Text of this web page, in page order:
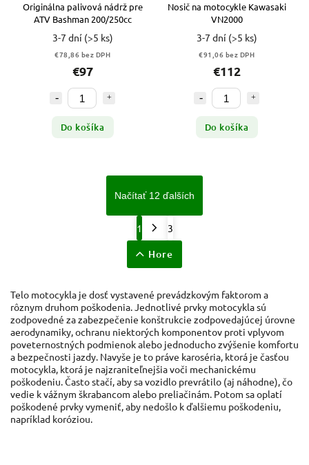
Originálna palivová nádrž pre
ATV Bashman 200/250cc
3-7 dní (>5 ks)
€78,86 bez DPH
€97
Do košíka
Nosič na motocykle Kawasaki
VN2000
3-7 dní (>5 ks)
€91,06 bez DPH
€112
Do košíka
Načítať 12 ďalších
1 3
Hore
Telo motocykla je dosť vystavené prevádzkovým faktorom a
rôznym druhom poškodenia.Jednotlivé prvky motocykla sú
zodpovedné za zabezpečenie konštrukcie zodpovedajúcej úrovne
aerodynamiky, ochranu niektorých komponentov proti vplyvom
poveternostných podmienok alebo jednoducho zvýšenie komfortu
a bezpečnosti jazdy. Navyše je to práve karoséria, ktorá je časťou
motocykla, ktorá je najzraniteľnejšia voči mechanickému
poškodeniu.Často stačí, aby sa vozidlo prevrátilo (aj náhodne), čo
vedie k vážnym škrabancom alebo preliačinám. Potom sa oplatí
poškodené prvky vymeniť, aby nedošlo k ďalšiemu poškodeniu,
napríklad koróziou.